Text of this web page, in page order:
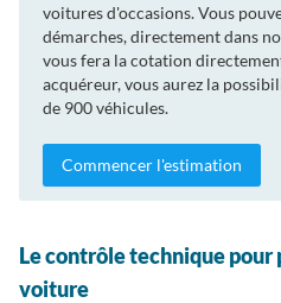
voitures d'occasions. Vous
démarches, directement dans
vous fera la cotation
acquéreur, vous aurez la
de 900 véhicules.
Commencer l'estimation
Le contrôle technique pour
voiture